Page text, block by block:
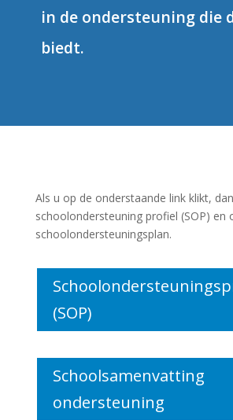
in de ondersteuning die
biedt.
Als u op de onderstaande link klikt,
schoolondersteuning profiel (SOP) en
schoolondersteuningsplan.
(SOP)
Schoolsamenvatting
ondersteuning